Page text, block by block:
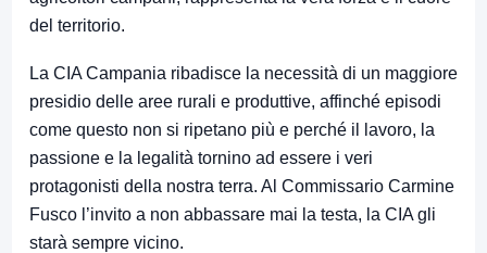
del territorio.
La CIA Campania ribadisce la necessità di un maggiore
presidio delle aree rurali e produttive, affinché episodi
come questo non si ripetano più e perché il lavoro, la
passione e la legalità tornino ad essere i veri
protagonisti della nostra terra. Al Commissario Carmine
Fusco l’invito a non abbassare mai la testa, la CIA gli
starà sempre vicino.